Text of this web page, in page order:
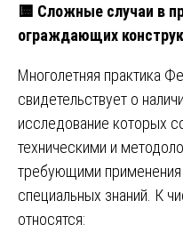
🟨 Сложные случаи в
ограждающих
Многолетняя практика
свидетельствует о
исследование которых
техническими и
требующими применения
специальных знаний. К
относятся: